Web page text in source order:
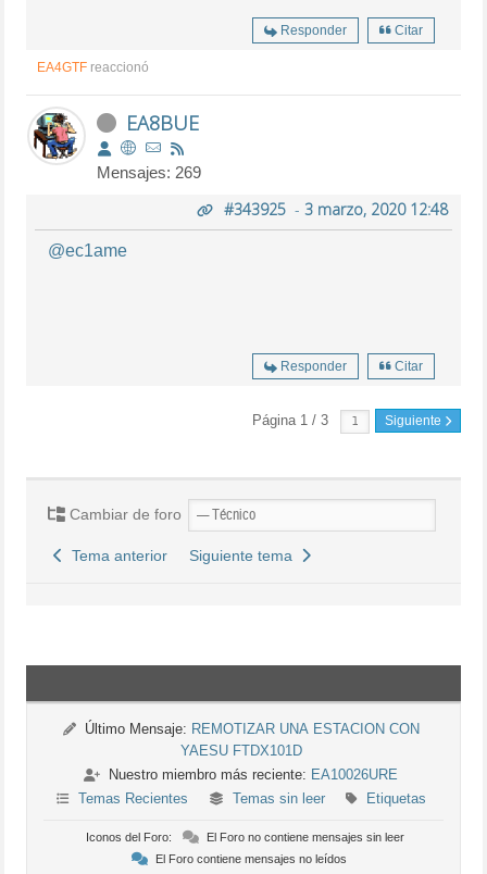
Responder Citar
EA4GTF reaccionó
EA8BUE
Mensajes: 269
#343925- 3 marzo, 2020 12:48
@ec1ame
Responder Citar
Página 1 / 3 Siguiente
Cambiar de foro
Tema anterior Siguiente tema
Último Mensaje: REMOTIZAR UNA ESTACION CON
YAESU FTDX101D
Nuestro miembro más reciente: EA10026URE
Temas Recientes
Temas sin leer Etiquetas
Iconos del Foro:
El Foro no contiene mensajes sin leer
El Foro contiene mensajes no leídos